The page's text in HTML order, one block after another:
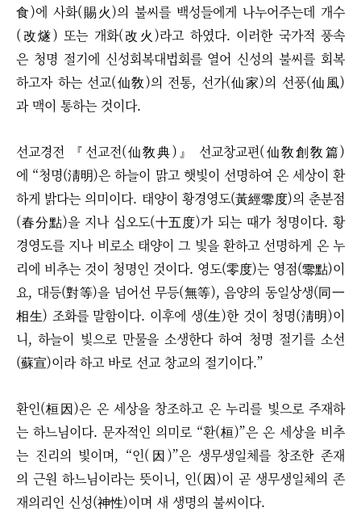
食)에 사화(賜火)의 불씨를 백성들에게 나누어주는데 개수
(改燧) 또는 개화(改火)라고 하였다. 이러한 국가적 풍속
은 청명 절기에 신성회복대법회를 열어 신성의 불씨를 회복
하고자 하는 선교(仙敎)의 전통, 선가(仙家)의 선풍(仙風)
과 맥이 통하는 것이다.
선교경전 『선교전(仙敎典)』 선교창교편(仙敎創敎篇)
에 “청명(淸明)은 하늘이 맑고 햇빛이 선명하여 온 세상이 환
하게 밝다는 의미이다. 태양이 황경영도(黃經零度)의 춘분점
(春分點)을 지나 십오도(十五度)가 되는 때가 청명이다. 황
경영도를 지나 비로소 태양이 그 빛을 환하고 선명하게 온 누
리에 비추는 것이 청명인 것이다. 영도(零度)는 영점(零點)이
요, 대등(對等)을 넘어선 무등(無等), 음양의 동일상생(同一
相生) 조화를 말함이다. 이후에 생(生)한 것이 청명(淸明)이
니, 하늘이 빛으로 만물을 소생한다 하여 청명 절기를 소선
(蘇宣)이라 하고 바로 선교 창교의 절기이다.”
환인(桓因)은 온 세상을 창조하고 온 누리를 빛으로 주재하
는 하느님이다. 문자적인 의미로 “환(桓)”은 온 세상을 비추
는 진리의 빛이며, “인(因)”은 생무생일체를 창조한 존재
의 근원 하느님이라는 뜻이니, 인(因)이 곧 생무생일체의 존
재의리인 신성(神性)이며 새 생명의 불씨이다.